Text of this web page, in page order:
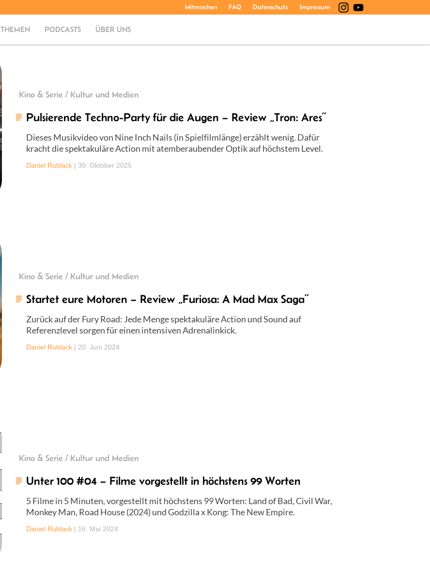
Mitmachen FAQ Datenschutz Impressum
THEMEN PODCASTS ÜBER UNS
Kino & Serie / Kultur und Medien
Pulsierende Techno-Party für die Augen – Review „Tron: Ares“
Dieses Musikvideo von Nine Inch Nails (in Spielfilmlänge) erzählt wenig. Dafür
kracht die spektakuläre Action mit atemberaubender Optik auf höchstem Level.
Daniel Rublack | 30. Oktober 2025
Kino & Serie / Kultur und Medien
Startet eure Motoren – Review „Furiosa: A Mad Max Saga“
Zurück auf der Fury Road: Jede Menge spektakuläre Action und Sound auf
Referenzlevel sorgen für einen intensiven Adrenalinkick.
Daniel Rublack | 20. Juni 2024
Kino & Serie / Kultur und Medien
Unter 100 #04 – Filme vorgestellt in höchstens 99 Worten
5 Filme in 5 Minuten, vorgestellt mit höchstens 99 Worten: Land of Bad, Civil War,
Monkey Man, Road House (2024) und Godzilla x Kong: The New Empire.
Daniel Rublack | 16. Mai 2024